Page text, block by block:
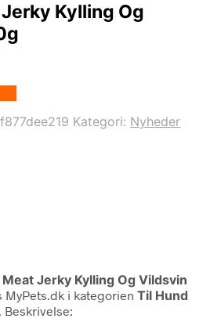
Kylling Og
kr..
Kategori: Nyheder
Jerky Kylling Og Vildsvin
MyPets.dk i kategorien Til Hund
. Beskrivelse: